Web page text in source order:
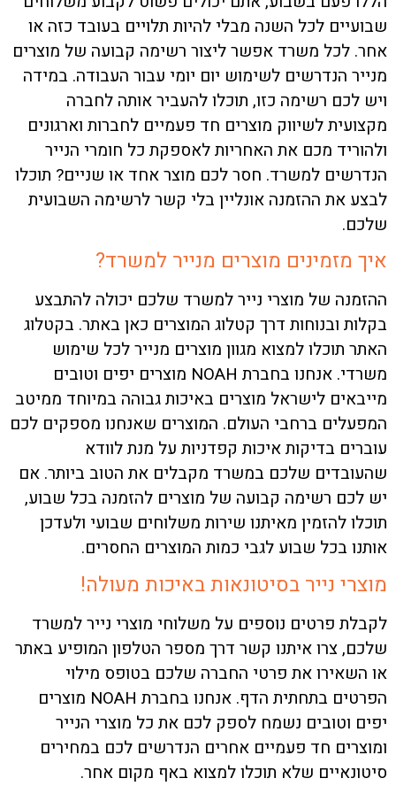
שבועיים לכל השנה מבלי להיות תלויים בעובד כזה או
אחר. לכל משרד אפשר ליצור רשימה קבועה של מוצרים
מנייר הנדרשים לשימוש יום יומי עבור העבודה. במידה
ויש לכם רשימה כזו, תוכלו להעביר אותה לחברה
מקצועית לשיווק מוצרים חד פעמיים לחברות וארגונים
ולהוריד מכם את האחריות לאספקת כל חומרי הנייר
הנדרשים למשרד. חסר לכם מוצר אחד או שניים? תוכלו
לבצע את ההזמנה אונליין בלי קשר לרשימה השבועית
שלכם.
איך מזמינים מוצרים מנייר למשרד?
ההזמנה של מוצרי נייר למשרד שלכם יכולה להתבצע
בקלות ובנוחות דרך קטלוג המוצרים כאן באתר. בקטלוג
האתר תוכלו למצוא מגוון מוצרים מנייר לכל שימוש
משרדי. אנחנו בחברת NOAH מוצרים יפים וטובים
מייבאים לישראל מוצרים באיכות גבוהה במיוחד ממיטב
המפעלים ברחבי העולם. המוצרים שאנחנו מספקים לכם
עוברים בדיקות איכות קפדניות על מנת לוודא
שהעובדים שלכם במשרד מקבלים את הטוב ביותר. אם
יש לכם רשימה קבועה של מוצרים להזמנה בכל שבוע,
תוכלו להזמין מאיתנו שירות משלוחים שבועי ולעדכן
אותנו בכל שבוע לגבי כמות המוצרים החסרים.
מוצרי נייר בסיטונאות באיכות מעולה!
לקבלת פרטים נוספים על משלוחי מוצרי נייר למשרד
שלכם, צרו איתנו קשר דרך מספר הטלפון המופיע באתר
או השאירו את פרטי החברה שלכם בטופס מילוי
הפרטים בתחתית הדף. אנחנו בחברת NOAH מוצרים
יפים וטובים נשמח לספק לכם את כל מוצרי הנייר
ומוצרים חד פעמיים אחרים הנדרשים לכם במחירים
סיטונאיים שלא תוכלו למצוא באף מקום אחר.